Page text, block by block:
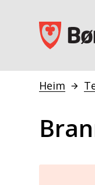
Bømlo
Du er her:
Heim